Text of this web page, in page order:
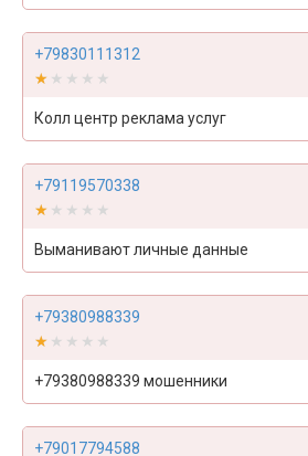
+79830111312
★★★★★
★★★★★
Колл центр реклама услуг
+79119570338
★★★★★
★★★★★
Выманивают личные данные
+79380988339
★★★★★
★★★★★
+79380988339 мошенники
+79017794588